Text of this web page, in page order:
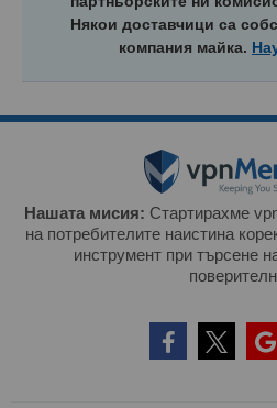
Някои доставчици са
компания майка.
Нашата мисия: Стартирахме
на потребителите наистина
инструмент при търсене